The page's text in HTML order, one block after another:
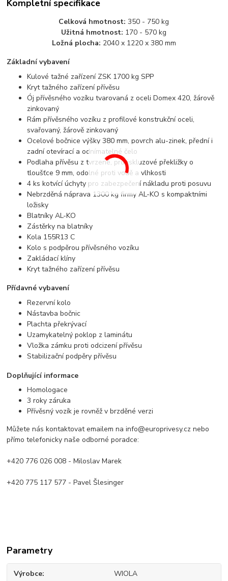
Kompletní specifikace
Celková hmotnost: 350 - 750 kg
Užitná hmotnost: 170 - 570 kg
Ložná plocha: 2040 x 1220 x 380 mm
Základní vybavení
Kulové tažné zařízení ZSK 1700 kg SPP
Kryt tažného zařízenípřívěsu
Ójpřívěsného vozíku tvarovaná z oceli Domex 420, žárově
zinkovaný
Rámpřívěsného vozíku z profilové konstrukční oceli,
svařovaný, žárově zinkovaný
Ocelové bočnice výšky 380 mm, povrch alu-zinek, přední i
zadní otevírací a odnímatelné čelo
Podlahapřívěsu z tvrzené, protiskluzové překližky o
tloušťce 9 mm, odolné proti vodě a vlhkosti
4 ks kotvící úchyty pro zabezpečení nákladu proti posuvu
Nebrzděná náprava 1300 kg firmy AL-KO s kompaktními
ložisky
Blatníky AL-KO
Zástěrky na blatníky
Kola 155R13 C
Kolo s podpěroupřívěsného vozíku
Zakládací klíny
Kryt tažného zařízenípřívěsu
Přídavné vybavení
Rezervní kolo
Nástavba bočnic
Plachta překrývací
Uzamykatelný poklop z laminátu
Vložka zámku proti odcizenípřívěsu
Stabilizační podpěrypřívěsu
Doplňující informace
Homologace
3 roky záruka
Přívěsný vozík je rovněž v brzděné verzi
Můžete nás kontaktovat emailem na info@europrivesy.cz nebo
přímo telefonicky naše odborné poradce:
+420 776 026 008 - Miloslav Marek
+420 775 117 577 - Pavel Šlesinger
Parametry
Výrobce WIOLA